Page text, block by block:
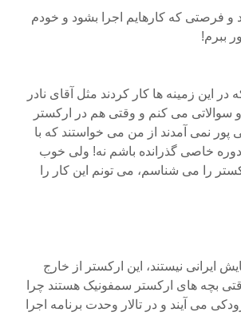
فرصتی که کارهایم اجرا بشود و خودم
ببرم!
این زمینه ها کار کردند مثل آقای نادر
می کنم و وقتی هم در ارکستر
نمی آمدند از من می خواستند که با
خاصی گذرانده باشم نه! ولی خوب
را می شناسم، می تونم این کار را
ایرانی نیستند، این ارکستر از خارج
بچه های ارکستر سمفونیک هستند چرا
می آیند و در تالار وحدت برنامه اجرا